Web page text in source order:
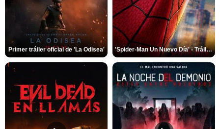
Primer tráiler oficial de 'La Odisea' 'Spider-Man Un Nuevo Día' - Tráiler oficial subtitulado